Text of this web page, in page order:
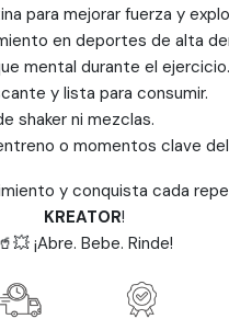
para mejorar fuerza y
en deportes de alta
mental durante el ejercicio.
y lista para consumir.
shaker ni mezclas.
o momentos clave
y conquista cada
KREATOR!
🥤💥 ¡Abre. Bebe. Rinde!